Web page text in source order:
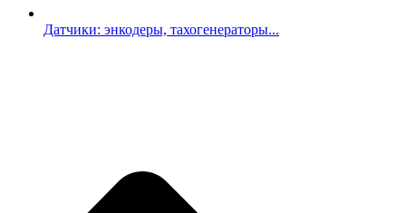
Датчики: энкодеры, тахогенераторы...